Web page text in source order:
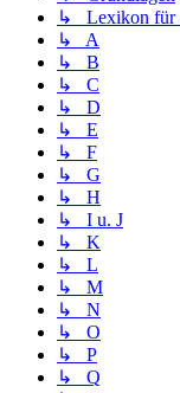
↳ Lexikon für
↳ A
↳ B
↳ C
↳ D
↳ E
↳ F
↳ G
↳ H
↳ I u. J
↳ K
↳ L
↳ M
↳ N
↳ O
↳ P
↳ Q